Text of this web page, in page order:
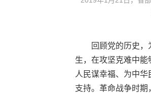
回顾党的历史
生，在攻坚克难中
人民谋幸福、为中
支持。革命战争时